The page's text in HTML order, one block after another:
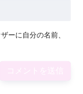
ーに自分の名前、